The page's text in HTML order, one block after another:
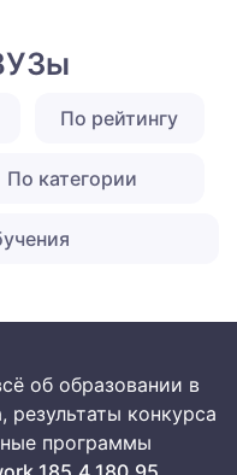
По рейтингу
По категории
об образовании в
результаты конкурса
программы